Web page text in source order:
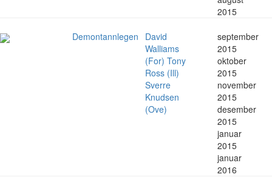
2015
Demontannlegen
David
Walliams
(For) Tony
Ross (Ill)
Sverre
Knudsen
(Ove)
september
2015
oktober
2015
november
2015
desember
2015
januar
2015
januar
2016